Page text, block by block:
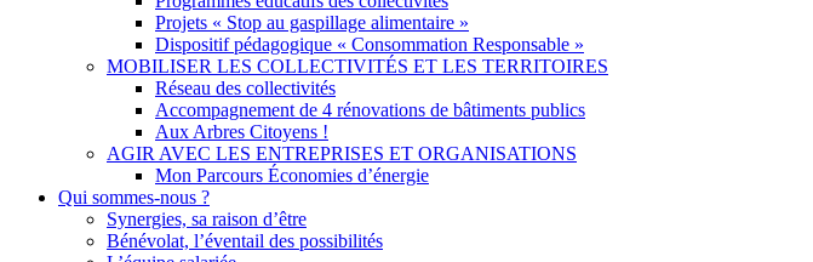
Projets « Stop au gaspillage alimentaire »
Dispositif pédagogique « Consommation Responsable »
MOBILISER LES COLLECTIVITÉS ET LES TERRITOIRES
Réseau des collectivités
Accompagnement de 4 rénovations de bâtiments publics
Aux Arbres Citoyens !
AGIR AVEC LES ENTREPRISES ET ORGANISATIONS
Mon Parcours Économies d’énergie
Qui sommes-nous ?
Synergies, sa raison d’être
Bénévolat, l’éventail des possibilités